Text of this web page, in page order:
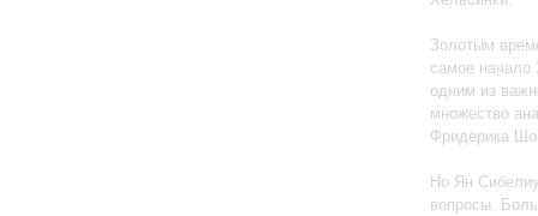
Золотым
самое начало
одним из
множество
Фридерика
Но Ян
вопросы.